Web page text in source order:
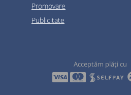
Promovare
Publicitate
Acceptăm plăți cu